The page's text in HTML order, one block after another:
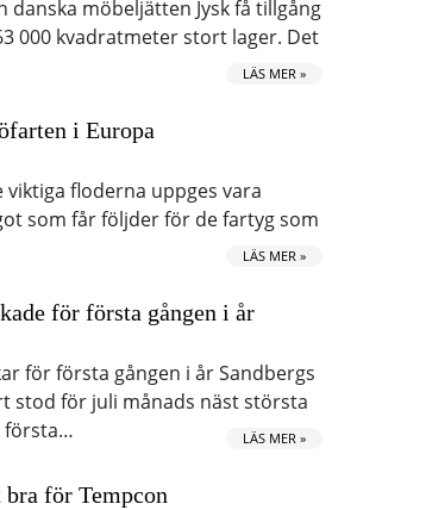
danska möbeljätten Jysk få tillgång
000 kvadratmeter stort lager. Det
LÄS MER »
i Europa
viktiga floderna uppges vara
som får följder för de fartyg som
LÄS MER »
för första gången i år
för första gången i år Sandbergs
stod för juli månads näst största
första…
LÄS MER »
för Tempcon